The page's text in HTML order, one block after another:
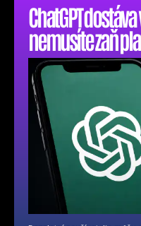
ChatGPT
nemusíte zaň